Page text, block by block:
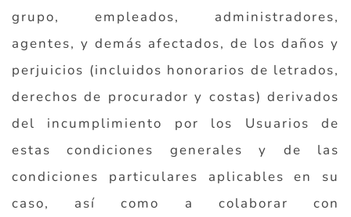
grupo, empleados, administradores,
agentes, y demás afectados, de los daños y
perjuicios (incluidos honorarios de letrados,
derechos de procurador y costas) derivados
del incumplimiento por los Usuarios de
estas condiciones generales y de las
condiciones particulares aplicables en su
caso, así como a colaborar con